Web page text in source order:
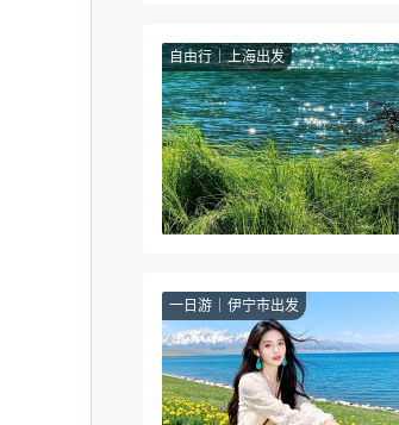
自由行 上海出发
一日游 伊宁市出发